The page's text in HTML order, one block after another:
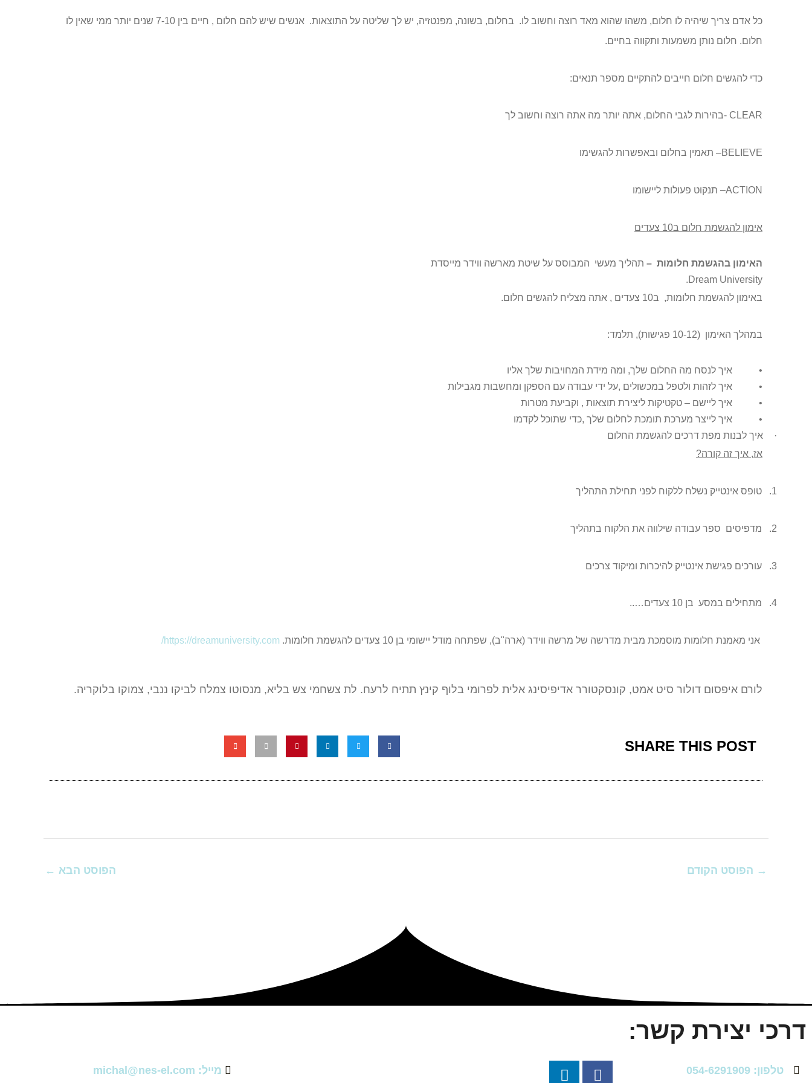
כל אדם צריך שיהיה לו חלום, משהו שהוא מאד רוצה וחשוב לו. בחלום, בשונה, מפנטזיה, יש לך שליטה על התוצאות. אנשים שיש להם חלום , חיים בין 7-10 שנים יותר ממי שאין לו
חלום. חלום נותן משמעות ותקווה בחיים.
כדי להגשים חלום חייבים להתקיים מספר תנאים:
CLEAR -בהירות לגבי החלום, אתה יותר מה אתה רוצה וחשוב לך
BELIEVE– תאמין בחלום ובאפשרות להגשימו
ACTION– תנקוט פעולות ליישומו
אימון להגשמת חלום ב10 צעדים
האימון בהגשמת חלומות – תהליך מעשי המבוסס על שיטת מארשה ווידר מייסדת
Dream University
.
באימון להגשמת חלומות, ב10 צעדים , אתה מצליח להגשים חלום.
במהלך האימון (10-12 פגישות), תלמד:
• איך לנסח מה החלום שלך, ומה מידת המחויבות שלך אליו
• איך לזהות ולטפל במכשולים ,על ידי עבודה עם הספקן ומחשבות מגבילות
• איך ליישם – טקטיקות ליצירת תוצאות , וקביעת מטרות
• איך לייצר מערכת תומכת לחלום שלך ,כדי שתוכל לקדמו
·
איך לבנות מפת דרכים להגשמת החלום
אז, איך זה קורה?
1. טופס אינטייק נשלח ללקוח לפני תחילת התהליך
2. מדפיסים ספר עבודה שילווה את הלקוח בתהליך
3. עורכים פגישת אינטייק להיכרות ומיקוד צרכים
4. מתחילים במסע בן 10 צעדים…..
אני מאמנת חלומות מוסמכת מבית מדרשה של מרשה ווידר (ארה"ב), שפתחה מודל יישומי בן 10 צעדים להגשמת חלומות. https://dreamuniversity.com
/
לורם איפסום דולור סיט אמט, קונסקטורר אדיפיסינג אלית לפרומי בלוף קינץ תתיח לרעח. לת צשחמי צש בליא, מנסוטו צמלח לביקו ננבי, צמוקו בלוקריה.
SHARE THIS POST
→ הפוסט הקודם הפוסט הבא ←
דרכי יצירת קשר:
טלפון: 054-6291909
F
L
מייל: michal@nes-el.com